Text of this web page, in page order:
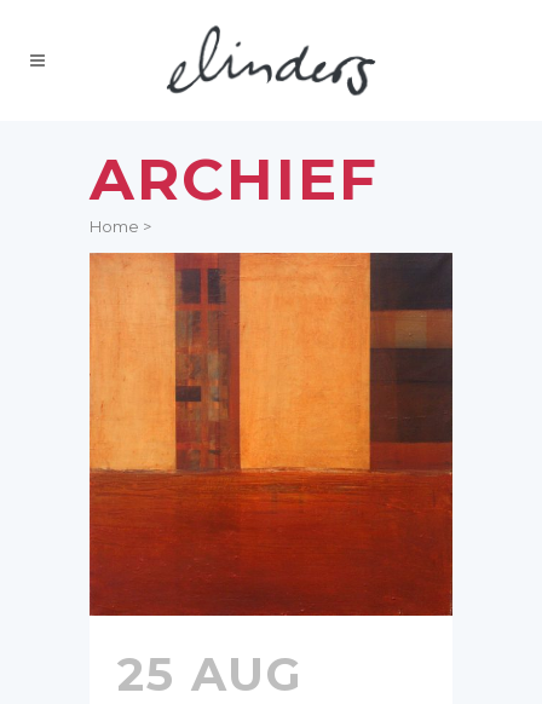
ARCHIEF
Home >
25 AUG